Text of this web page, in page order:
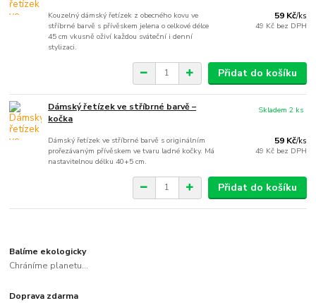
Kouzelný dámský řetízek z obecného kovu ve
stříbrné barvě s přívěskem jelena o celkové délce
45 cm vkusně oživí každou sváteční i denní
stylizaci.
59 Kč/ks
49 Kč bez DPH
Přidat do košíku
Dámský řetízek ve stříbrné barvě –
kočka
Dámský řetízek ve stříbrné barvě s originálním
prořezávaným přívěskem ve tvaru ladné kočky. Má
nastavitelnou délku 40+5 cm.
59 Kč/ks
49 Kč bez DPH
Skladem 2 ks
Přidat do košíku
Balíme ekologicky
Chráníme planetu...
Doprava zdarma